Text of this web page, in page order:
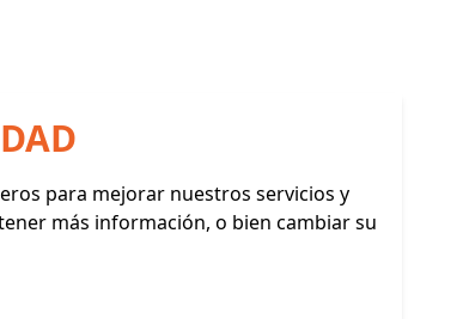
para mejorar nuestros servicios y
más información, o bien cambiar su